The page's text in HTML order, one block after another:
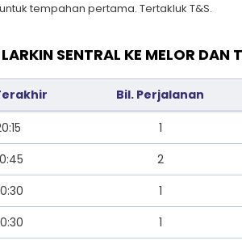
untuk tempahan pertama. Tertakluk T&S.
SENTRAL KE MELOR DAN
Bil. Perjalanan
1
2
1
1